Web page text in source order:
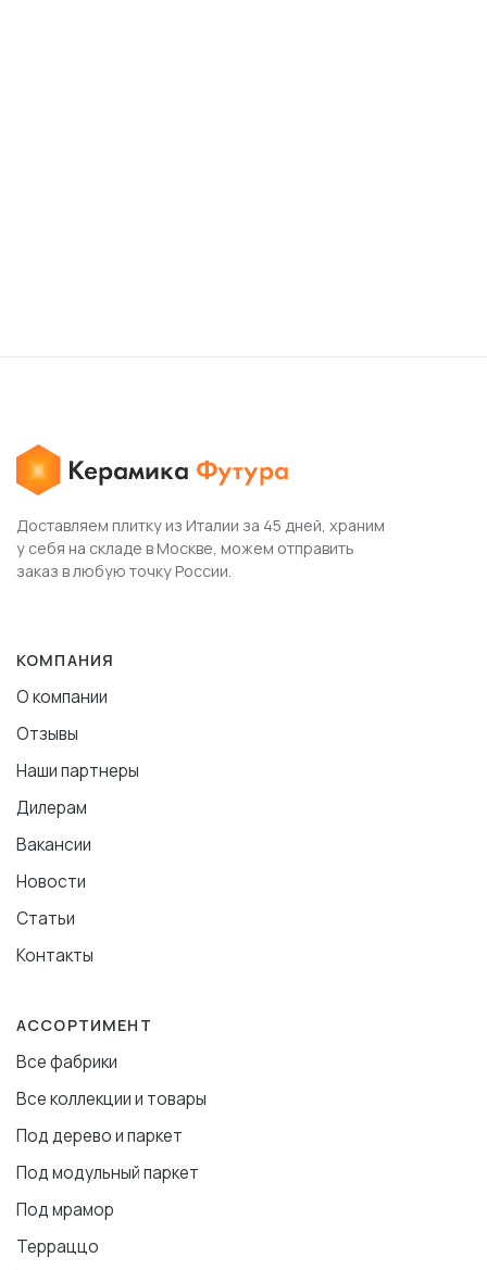
Доставляем плитку из Италии за 45 дней, храним
у себя на складе в Москве, можем отправить
заказ в любую точку России.
КОМПАНИЯ
О компании
Отзывы
Наши партнеры
Дилерам
Вакансии
Новости
Статьи
Контакты
АССОРТИМЕНТ
Все фабрики
Все коллекции и товары
Под дерево и паркет
Под модульный паркет
Под мрамор
Терраццо